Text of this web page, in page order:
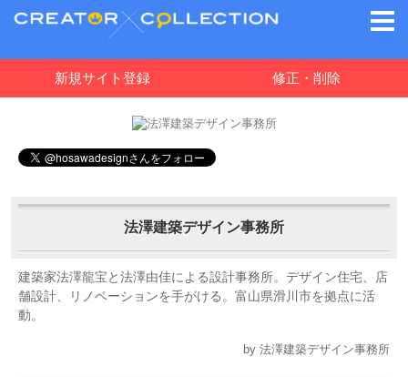
新規サイト登録 修正・削除
法澤建築デザイン事務所
建築家法澤龍宝と法澤由佳による設計事務所。デザイン住宅、店
舗設計、リノベーションを手がける。富山県滑川市を拠点に活
動。
by 法澤建築デザイン事務所